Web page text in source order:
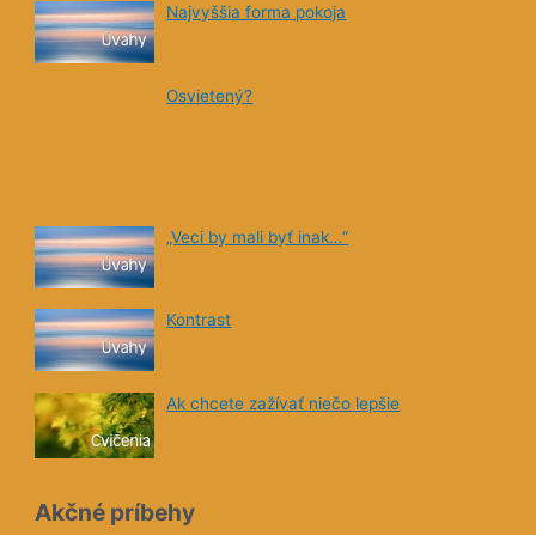
Najvyššia forma pokoja
Osvietený?
„Veci by mali byť inak…“
Kontrast
Ak chcete zažívať niečo lepšie
Akčné príbehy